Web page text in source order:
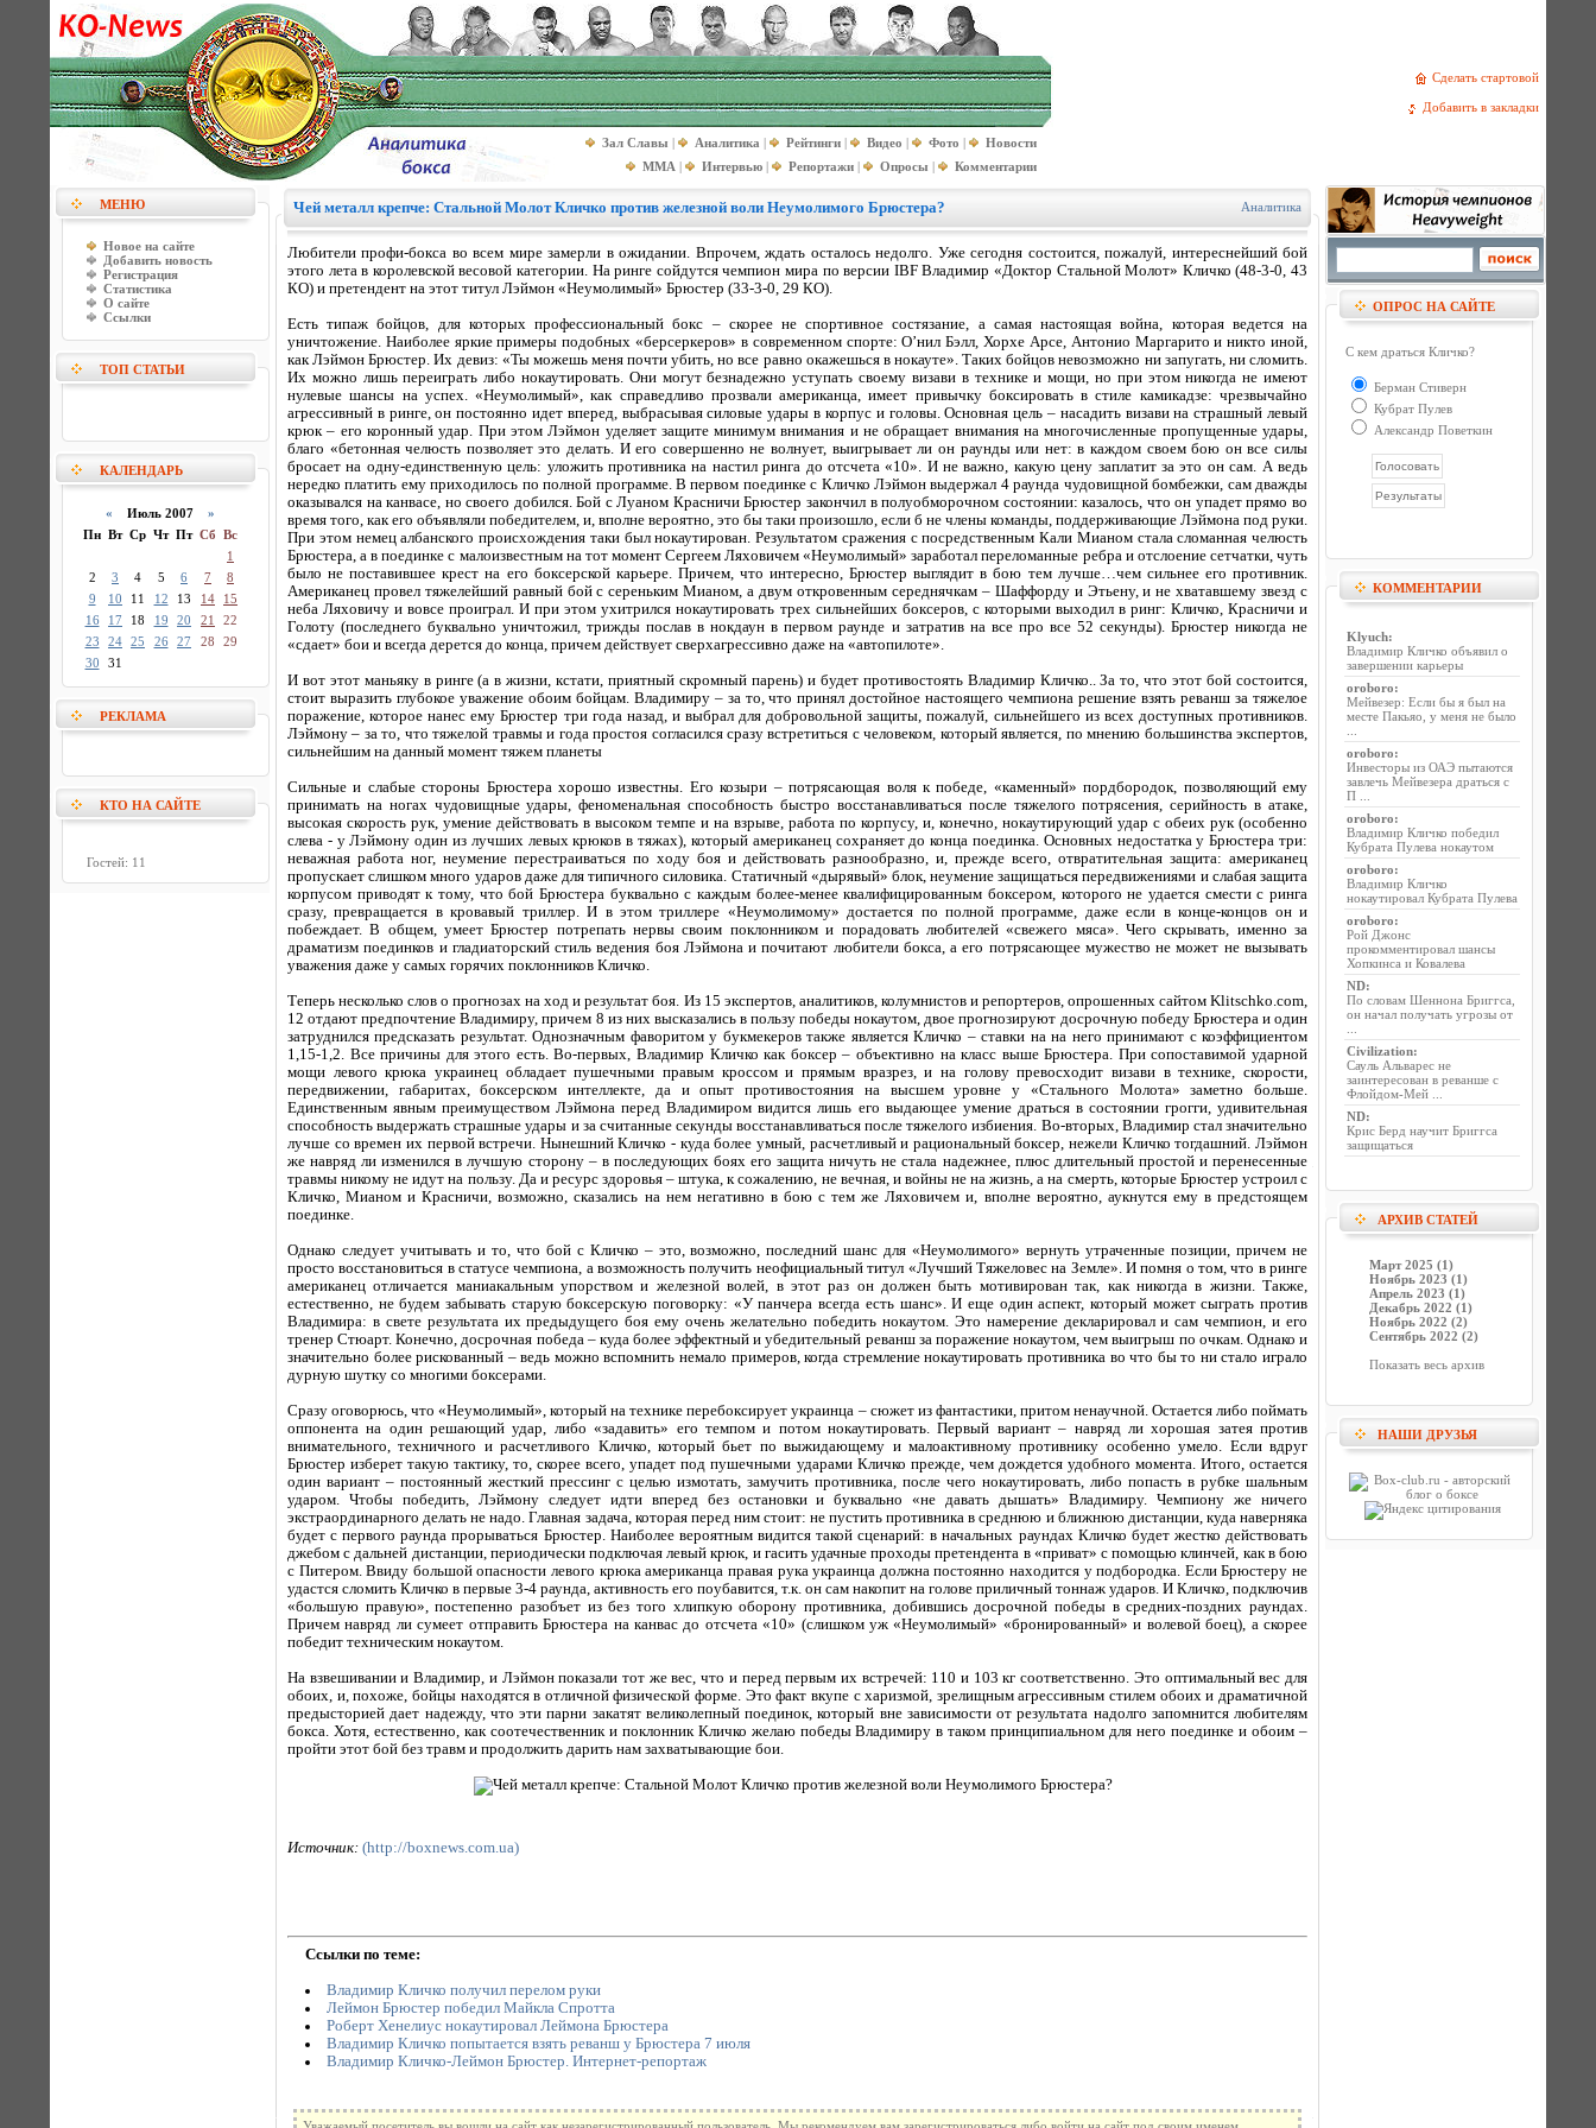
Сделать стартовой
Добавить в закладки
Зал Славы | Аналитика | Рейтинги | Видео | Фото |
Новости
MMA | Интервью | Репортажи | Опросы | Комментарии
МЕНЮ
Новое на сайте
Добавить новость
Регистрация
Статистика
О сайте
Ссылки
ТОП СТАТЬИ
КАЛЕНДАРЬ
« Июль 2007 »
Пн Вт Ср Чт Пт Сб Вс
1
2
3 4 5 6 7
8
9
10 11 12 13 14
15
16
17 18 19 20 21
22
23
24 25 26 27 28
29
30
31
РЕКЛАМА
КТО НА САЙТЕ
Гостей: 11
Чей металл крепче: Стальной Молот Кличко против железной воли Неумолимого Брюстера? Аналитика
Любители профи-бокса во всем мире замерли в ожидании. Впрочем, ждать осталось недолго. Уже сегодня состоится, пожалуй, интереснейший бой
этого лета в королевской весовой категории. На ринге сойдутся чемпион мира по версии IBF Владимир «Доктор Стальной Молот» Кличко (48-3-0, 43
КО) и претендент на этот титул Лэймон «Неумолимый» Брюстер (33-3-0, 29 КО).
Есть типаж бойцов, для которых профессиональный бокс – скорее не спортивное состязание, а самая настоящая война, которая ведется на
уничтожение. Наиболее яркие примеры подобных «берсеркеров» в современном спорте: О’нил Бэлл, Хорхе Арсе, Антонио Маргарито и никто иной,
как Лэймон Брюстер. Их девиз: «Ты можешь меня почти убить, но все равно окажешься в нокауте». Таких бойцов невозможно ни запугать, ни сломить.
Их можно лишь переиграть либо нокаутировать. Они могут безнадежно уступать своему визави в технике и мощи, но при этом никогда не имеют
нулевые шансы на успех. «Неумолимый», как справедливо прозвали американца, имеет привычку боксировать в стиле камикадзе: чрезвычайно
агрессивный в ринге, он постоянно идет вперед, выбрасывая силовые удары в корпус и головы. Основная цель – насадить визави на страшный левый
крюк – его коронный удар. При этом Лэймон уделяет защите минимум внимания и не обращает внимания на многочисленные пропущенные удары,
благо «бетонная челюсть позволяет это делать. И его совершенно не волнует, выигрывает ли он раунды или нет: в каждом своем бою он все силы
бросает на одну-единственную цель: уложить противника на настил ринга до отсчета «10». И не важно, какую цену заплатит за это он сам. А ведь
нередко платить ему приходилось по полной программе. В первом поединке с Кличко Лэймон выдержал 4 раунда чудовищной бомбежки, сам дважды
оказывался на канвасе, но своего добился. Бой с Луаном Красничи Брюстер закончил в полуобморочном состоянии: казалось, что он упадет прямо во
время того, как его объявляли победителем, и, вполне вероятно, это бы таки произошло, если б не члены команды, поддерживающие Лэймона под руки.
При этом немец албанского происхождения таки был нокаутирован. Результатом сражения с посредственным Кали Мианом стала сломанная челюсть
Брюстера, а в поединке с малоизвестным на тот момент Сергеем Ляховичем «Неумолимый» заработал переломанные ребра и отслоение сетчатки, чуть
было не поставившее крест на его боксерской карьере. Причем, что интересно, Брюстер выглядит в бою тем лучше…чем сильнее его противник.
Американец провел тяжелейший равный бой с сереньким Мианом, а двум откровенным середнячкам – Шаффорду и Этьену, и не хватавшему звезд с
неба Ляховичу и вовсе проиграл. И при этом ухитрился нокаутировать трех сильнейших боксеров, с которыми выходил в ринг: Кличко, Красничи и
Голоту (последнего буквально уничтожил, трижды послав в нокдаун в первом раунде и затратив на все про все 52 секунды). Брюстер никогда не
«сдает» бои и всегда дерется до конца, причем действует сверхагрессивно даже на «автопилоте».
И вот этот маньяку в ринге (а в жизни, кстати, приятный скромный парень) и будет противостоять Владимир Кличко.. За то, что этот бой состоится,
стоит выразить глубокое уважение обоим бойцам. Владимиру – за то, что принял достойное настоящего чемпиона решение взять реванш за тяжелое
поражение, которое нанес ему Брюстер три года назад, и выбрал для добровольной защиты, пожалуй, сильнейшего из всех доступных противников.
Лэймону – за то, что тяжелой травмы и года простоя согласился сразу встретиться с человеком, который является, по мнению большинства экспертов,
сильнейшим на данный момент тяжем планеты
Сильные и слабые стороны Брюстера хорошо известны. Его козыри – потрясающая воля к победе, «каменный» пордбородок, позволяющий ему
принимать на ногах чудовищные удары, феноменальная способность быстро восстанавливаться после тяжелого потрясения, серийность в атаке,
высокая скорость рук, умение действовать в высоком темпе и на взрыве, работа по корпусу, и, конечно, нокаутирующий удар с обеих рук (особенно
слева - у Лэймону один из лучших левых крюков в тяжах), который американец сохраняет до конца поединка. Основных недостатка у Брюстера три:
неважная работа ног, неумение перестраиваться по ходу боя и действовать разнообразно, и, прежде всего, отвратительная защита: американец
пропускает слишком много ударов даже для типичного силовика. Статичный «дырявый» блок, неумение защищаться передвижениями и слабая защита
корпусом приводят к тому, что бой Брюстера буквально с каждым более-менее квалифицированным боксером, которого не удается смести с ринга
сразу, превращается в кровавый триллер. И в этом триллере «Неумолимому» достается по полной программе, даже если в конце-концов он и
побеждает. В общем, умеет Брюстер потрепать нервы своим поклонником и порадовать любителей «свежего мяса». Чего скрывать, именно за
драматизм поединков и гладиаторский стиль ведения боя Лэймона и почитают любители бокса, а его потрясающее мужество не может не вызывать
уважения даже у самых горячих поклонников Кличко.
Теперь несколько слов о прогнозах на ход и результат боя. Из 15 экспертов, аналитиков, колумнистов и репортеров, опрошенных сайтом Klitschko.com,
12 отдают предпочтение Владимиру, причем 8 из них высказались в пользу победы нокаутом, двое прогнозируют досрочную победу Брюстера и один
затруднился предсказать результат. Однозначным фаворитом у букмекеров также является Кличко – ставки на на него принимают с коэффициентом
1,15-1,2. Все причины для этого есть. Во-первых, Владимир Кличко как боксер – объективно на класс выше Брюстера. При сопоставимой ударной
мощи левого крюка украинец обладает пушечными правым кроссом и прямым вразрез, и на голову превосходит визави в технике, скорости,
передвижении, габаритах, боксерском интеллекте, да и опыт противостояния на высшем уровне у «Стального Молота» заметно больше.
Единственным явным преимуществом Лэймона перед Владимиром видится лишь его выдающее умение драться в состоянии грогги, удивительная
способность выдержать страшные удары и за считанные секунды восстанавливаться после тяжелого избиения. Во-вторых, Владимир стал значительно
лучше со времен их первой встречи. Нынешний Кличко - куда более умный, расчетливый и рациональный боксер, нежели Кличко тогдашний. Лэймон
же навряд ли изменился в лучшую сторону – в последующих боях его защита ничуть не стала надежнее, плюс длительный простой и перенесенные
травмы никому не идут на пользу. Да и ресурс здоровья – штука, к сожалению, не вечная, и войны не на жизнь, а на смерть, которые Брюстер устроил с
Кличко, Мианом и Красничи, возможно, сказались на нем негативно в бою с тем же Ляховичем и, вполне вероятно, аукнутся ему в предстоящем
поединке.
Однако следует учитывать и то, что бой с Кличко – это, возможно, последний шанс для «Неумолимого» вернуть утраченные позиции, причем не
просто восстановиться в статусе чемпиона, а возможность получить неофициальный титул «Лучший Тяжеловес на Земле». И помня о том, что в ринге
американец отличается маниакальным упорством и железной волей, в этот раз он должен быть мотивирован так, как никогда в жизни. Также,
естественно, не будем забывать старую боксерскую поговорку: «У панчера всегда есть шанс». И еще один аспект, который может сыграть против
Владимира: в свете результата их предыдущего боя ему очень желательно победить нокаутом. Это намерение декларировал и сам чемпион, и его
тренер Стюарт. Конечно, досрочная победа – куда более эффектный и убедительный реванш за поражение нокаутом, чем выигрыш по очкам. Однако и
значительно более рискованный – ведь можно вспомнить немало примеров, когда стремление нокаутировать противника во что бы то ни стало играло
дурную шутку со многими боксерами.
Сразу оговорюсь, что «Неумолимый», который на технике перебоксирует украинца – сюжет из фантастики, притом ненаучной. Остается либо поймать
оппонента на один решающий удар, либо «задавить» его темпом и потом нокаутировать. Первый вариант – навряд ли хорошая затея против
внимательного, техничного и расчетливого Кличко, который бьет по выжидающему и малоактивному противнику особенно умело. Если вдруг
Брюстер изберет такую тактику, то, скорее всего, упадет под пушечными ударами Кличко прежде, чем дождется удобного момента. Итого, остается
один вариант – постоянный жесткий прессинг с целью измотать, замучить противника, после чего нокаутировать, либо попасть в рубке шальным
ударом. Чтобы победить, Лэймону следует идти вперед без остановки и буквально «не давать дышать» Владимиру. Чемпиону же ничего
экстраординарного делать не надо. Главная задача, которая перед ним стоит: не пустить противника в среднюю и ближнюю дистанции, куда наверняка
будет с первого раунда прорываться Брюстер. Наиболее вероятным видится такой сценарий: в начальных раундах Кличко будет жестко действовать
джебом с дальней дистанции, периодически подключая левый крюк, и гасить удачные проходы претендента в «приват» с помощью клинчей, как в бою
с Питером. Ввиду большой опасности левого крюка американца правая рука украинца должна постоянно находится у подбородка. Если Брюстеру не
удастся сломить Кличко в первые 3-4 раунда, активность его поубавится, т.к. он сам накопит на голове приличный тоннаж ударов. И Кличко, подключив
«большую правую», постепенно разобъет из без того хлипкую оборону противника, добившись досрочной победы в средних-поздних раундах.
Причем навряд ли сумеет отправить Брюстера на канвас до отсчета «10» (слишком уж «Неумолимый» «бронированный» и волевой боец), а скорее
победит техническим нокаутом.
На взвешивании и Владимир, и Лэймон показали тот же вес, что и перед первым их встречей: 110 и 103 кг соответственно. Это оптимальный вес для
обоих, и, похоже, бойцы находятся в отличной физической форме. Это факт вкупе с харизмой, зрелищным агрессивным стилем обоих и драматичной
предысторией дает надежду, что эти парни закатят великолепный поединок, который вне зависимости от результата надолго запомнится любителям
бокса. Хотя, естественно, как соотечественник и поклонник Кличко желаю победы Владимиру в таком принципиальном для него поединке и обоим –
пройти этот бой без травм и продолжить дарить нам захватывающие бои.
Источник: (http://boxnews.com.ua)
Ссылки по теме:
Владимир Кличко получил перелом руки
Леймон Брюстер победил Майкла Спротта
Роберт Хенелиус нокаутировал Леймона Брюстера
Владимир Кличко попытается взять реванш у Брюстера 7 июля
Владимир Кличко-Леймон Брюстер. Интернет-репортаж
ОПРОС НА САЙТЕ
С кем драться Кличко?
Берман Стиверн
Кубрат Пулев
Александр Поветкин
КОММЕНТАРИИ
Klyuch:
Владимир Кличко объявил о
завершении карьеры
oroboro:
Мейвезер: Если бы я был на
месте Пакьяо, у меня не было
oroboro:
Инвесторы из ОАЭ пытаются
завлечь Мейвезера драться с
П ...
oroboro:
Владимир Кличко победил
Кубрата Пулева нокаутом
oroboro:
Владимир Кличко
нокаутировал Кубрата Пулева
oroboro:
Рой Джонс
прокомментировал шансы
Хопкинса и Ковалева
ND:
По словам Шеннона Бриггса,
он начал получать угрозы от
Civilization:
Сауль Альварес не
заинтересован в реванше с
Флойдом-Мей ...
ND:
Крис Берд научит Бриггса
защищаться
АРХИВ СТАТЕЙ
Март 2025 (1)
Ноябрь 2023 (1)
Апрель 2023 (1)
Декабрь 2022 (1)
Ноябрь 2022 (2)
Сентябрь 2022 (2)
Показать весь архив
НАШИ ДРУЗЬЯ